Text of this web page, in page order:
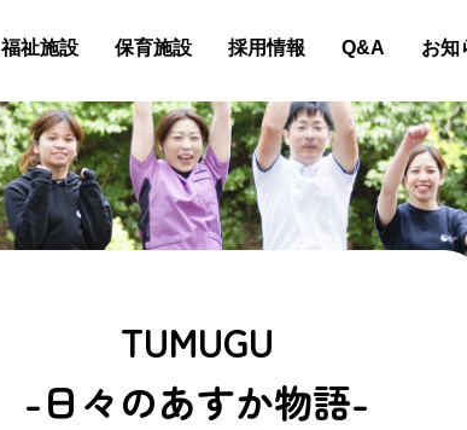
福祉施設 保育施設 採用情報 Q&A お知
TUMUGU
-日々のあすか物語-